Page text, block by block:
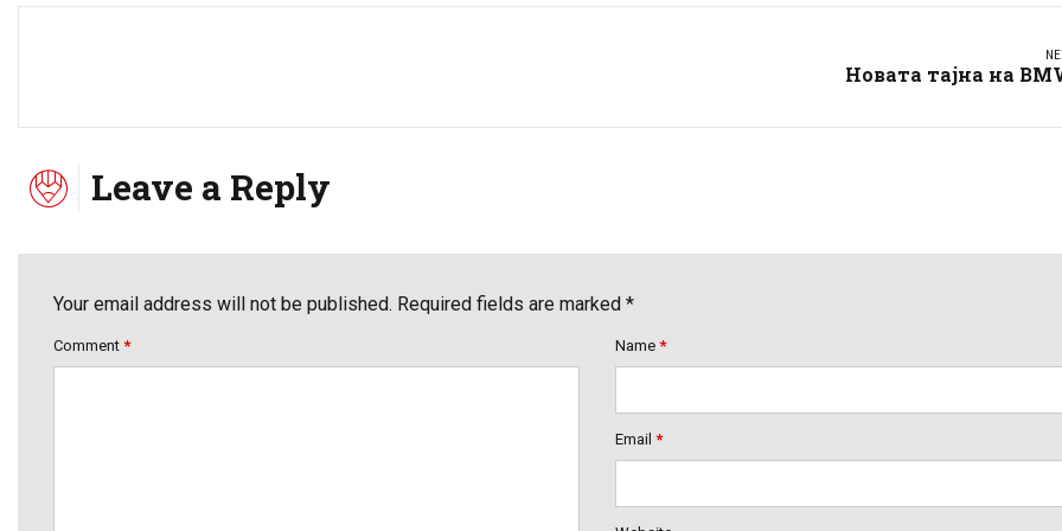
Новата тајна на
Leave a Reply
Your email address will not be published. Required fields are marked *
Comment * Name *
Email *